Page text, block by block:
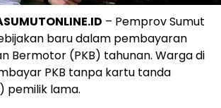
– Pemprov Sumut
baru dalam pembayaran
Bermotor (PKB) tahunan. Warga di
PKB tanpa kartu tanda
pemilik lama.